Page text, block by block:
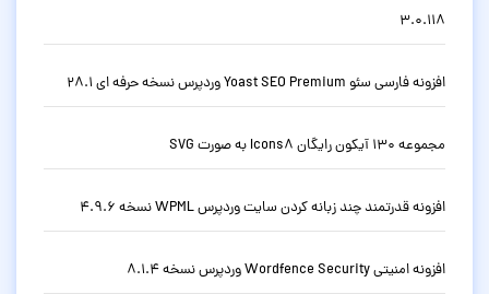
3.0.118
افزونه فارسی سئو Yoast SEO Premium وردپرس نسخه حرفه ای 28.1
مجموعه 130 آیکون رایگان Icons8 به صورت SVG
افزونه قدرتمند چند زبانه کردن سایت وردپرس WPML نسخه 4.9.6
افزونه امنیتی Wordfence Security وردپرس نسخه 8.1.4